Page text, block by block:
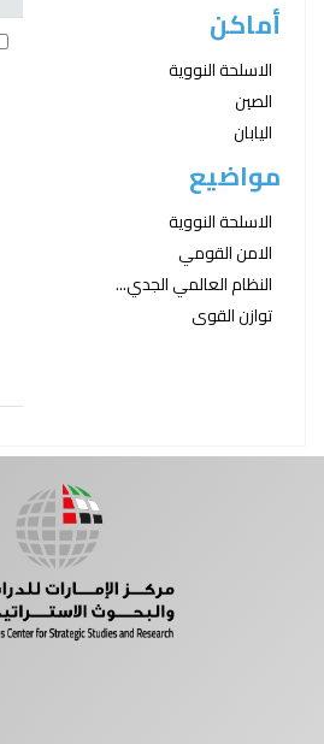
أماكن
الاسلحة النووية
الصين
اليابان
مواضيع
الاسلحة النووية
الامن القومي
النظام العالمي الجدي...
توازن القوى